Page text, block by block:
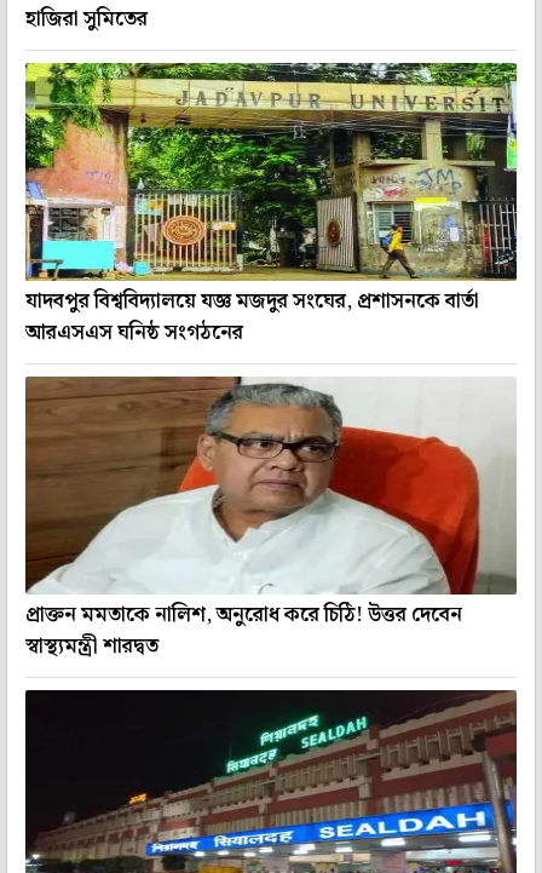
হাজিরা সুমিতের
যাদবপুর বিশ্ববিদ্যালয়ে যজ্ঞ মজদুর সংঘের, প্রশাসনকে বার্তা
আরএসএস ঘনিষ্ঠ সংগঠনের
প্রাক্তন মমতাকে নালিশ, অনুরোধ করে চিঠি! উত্তর দেবেন
স্বাস্থ্যমন্ত্রী শারদ্বত